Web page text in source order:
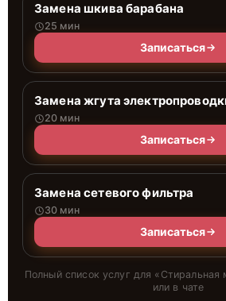
Замена шкива барабана
25 мин
Записаться
Замена жгута
20 мин
Записаться
Замена сетевого фильтра
30 мин
Записаться
Полный список услуг для « Стиральная
или в чате